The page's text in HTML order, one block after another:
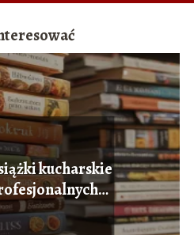
kucharskie
kuchni